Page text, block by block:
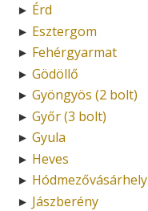
► Érd
► Esztergom
► Fehérgyarmat
► Gödöllő
► Gyöngyös (2 bolt)
► Győr (3 bolt)
► Gyula
► Heves
► Hódmezővásárhely
► Jászberény